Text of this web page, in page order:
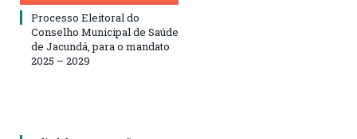
Processo Eleitoral do
Conselho Municipal de Saúde
de Jacundá, para o mandato
2025 – 2029